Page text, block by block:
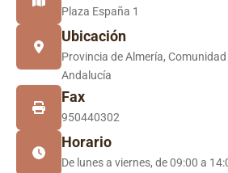
Plaza España 1
Ubicación
Provincia de Almería,
Andalucía
Fax
950440302
Horario
De lunes a viernes, de 09:00 a